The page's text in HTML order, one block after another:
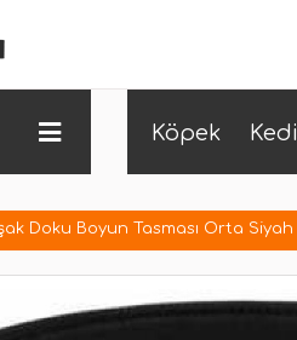
Köpek Kedi
Doku Boyun Tasması Orta Siyah